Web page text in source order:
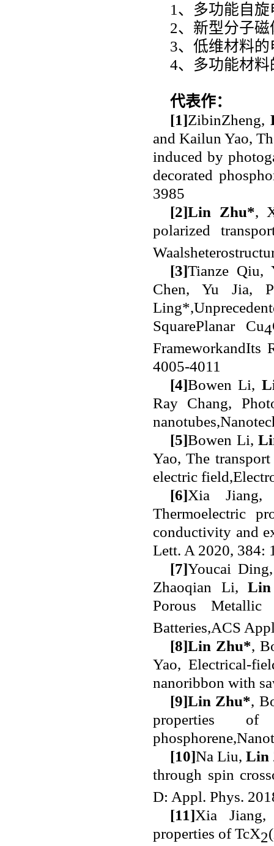
1、多功能自
2、新型分子
3、低维材料
4、多功能材
代表作：
[1]ZibinZheng,
and Kailun Yao,
induced by
decorated
3985
[2]Lin Zhu*,
polarized
[3]Tianze Qiu,
Chen, Yu Jia,
SquarePlanar Cu4
FrameworkandIts
4005-4011
[4]Bowen Li,
Ray Chang,
[5]Bowen Li,
Yao, The
electric
[6]Xia
Thermoelectric
conductivity and
Lett. A 2020, 384:
[7]Youcai
Zhaoqian Li,
Porous
Batteries,ACS
[8]Lin Zhu*,
Yao, Electrical-
nanoribbon with
[9]Lin Zhu*,
properties of
[10]Na Liu,Lin
through spin
D: Appl. Phys.
[11]Xia
properties of TcX2